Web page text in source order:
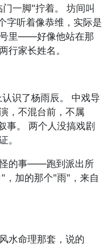
一脚"拧着。 坊间叫
字听着像恭维，实际是
里——好像他站在那
行家长姓名。
识了杨雨辰。 中戏导
，不混台前，不属
事。 两个人没搞戏剧
。
的事——跑到派出所
，加的那个"雨"，来自
水命理那套，说的